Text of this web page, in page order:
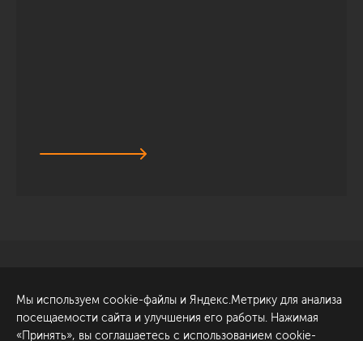
Обсудить проект
ул. Академика Павлова, 6
к1
Мы используем cookie-файлы и Яндекс.Метрику для анализа
посещаемости сайта и улучшения его работы. Нажимая
«Принять», вы соглашаетесь с использованием cookie-